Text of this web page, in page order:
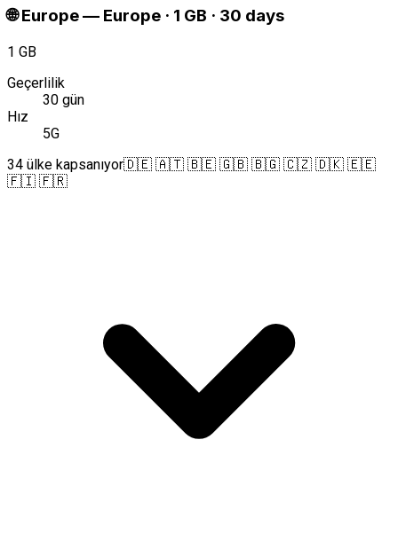
🌐 Europe— Europe · 1 GB · 30 days
1 GB
Geçerlilik
30 gün
Hız
5G
34 ülke kapsanıyor🇩🇪 🇦🇹 🇧🇪 🇬🇧 🇧🇬 🇨🇿 🇩🇰 🇪🇪
🇫🇮 🇫🇷